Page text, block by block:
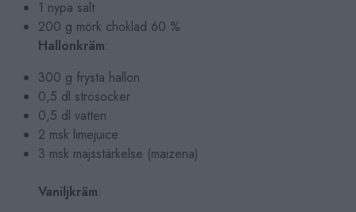
1 nypa salt
200 g mörk choklad 60 %
Hallonkräm:
300 g frysta hallon
0,5 dl strösocker
0,5 dl vatten
2 msk limejuice
3 msk majsstärkelse (maizena)
Vaniljkräm: